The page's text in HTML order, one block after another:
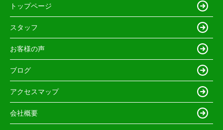
トップページ
スタッフ
お客様の声
ブログ
アクセスマップ
会社概要